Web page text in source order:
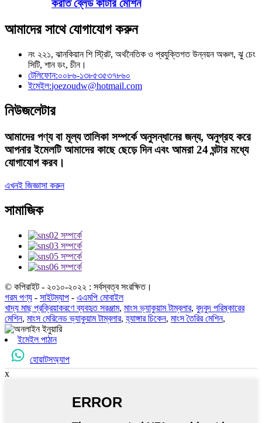
করাত ব্লেড কাটার মেশিন
আমাদের সাথে যোগাযোগ করুন
নং ২২১, ঝানকিয়ান শি স্ট্রিট, অর্থনৈতিক ও প্রযুক্তিগত উন্নয়ন অঞ্চল, ঝু চেং
সিটি, শান ডং, চীন।
টেলিফোন:০০৮৬-১৩৮৫৩৫৩৭৮৬০
ইমেইল:joezoudw@hotmail.com
নিউজলেটার
আমাদের পণ্য বা মূল্য তালিকা সম্পর্কে অনুসন্ধানের জন্য, অনুগ্রহ করে
আপনার ইমেলটি আমাদের কাছে ছেড়ে দিন এবং আমরা 24 ঘন্টার মধ্যে
যোগাযোগ করব।
এখনই জিজ্ঞাসা করুন
সামাজিক
© কপিরাইট - ২০১০-২০২২ : সর্বস্বত্ব সংরক্ষিত।
গরম পণ্য - সাইটম্যাপ - এএমপি মোবাইল
খাদ্য মাছ প্রক্রিয়াকরণে ব্যবহৃত সরঞ্জাম, মাংস ভ্যাকুয়াম টাম্বলার, বুদবুদ পরিষ্কারের
মেশিন, মাংস মেরিনেড ভ্যাকুয়াম টাম্বলার,হ্যাঙ্গার চিকেন, মাংস তৈরির মেশিন,
ইমেইল পাঠান
হোয়াটসঅ্যাপ
x